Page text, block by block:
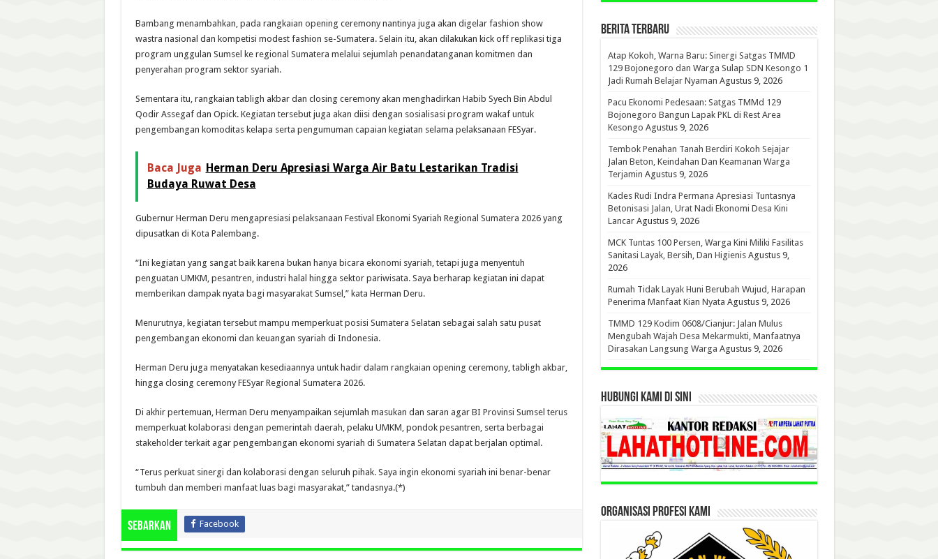
Bambang menambahkan, pada rangkaian opening ceremony nantinya juga akan digelar fashion show
wastra nasional dan kompetisi modest fashion se-Sumatera. Selain itu, akan dilakukan kick off replikasi tiga
program unggulan Sumsel ke regional Sumatera melalui sejumlah penandatanganan komitmen dan
penyerahan program sektor syariah.
Sementara itu, rangkaian tabligh akbar dan closing ceremony akan menghadirkan Habib Syech Bin Abdul
Qodir Assegaf dan Opick. Kegiatan tersebut juga akan diisi dengan sosialisasi program wakaf untuk
pengembangan komoditas kelapa serta pengumuman capaian kegiatan selama pelaksanaan FESyar.
Baca Juga Herman Deru Apresiasi Warga Air Batu Lestarikan Tradisi
Budaya Ruwat Desa
Gubernur Herman Deru mengapresiasi pelaksanaan Festival Ekonomi Syariah Regional Sumatera 2026 yang
dipusatkan di Kota Palembang.
“Ini kegiatan yang sangat baik karena bukan hanya bicara ekonomi syariah, tetapi juga menyentuh
penguatan UMKM, pesantren, industri halal hingga sektor pariwisata. Saya berharap kegiatan ini dapat
memberikan dampak nyata bagi masyarakat Sumsel,” kata Herman Deru.
Menurutnya, kegiatan tersebut mampu memperkuat posisi Sumatera Selatan sebagai salah satu pusat
pengembangan ekonomi dan keuangan syariah di Indonesia.
Herman Deru juga menyatakan kesediaannya untuk hadir dalam rangkaian opening ceremony, tabligh akbar,
hingga closing ceremony FESyar Regional Sumatera 2026.
Di akhir pertemuan, Herman Deru menyampaikan sejumlah masukan dan saran agar BI Provinsi Sumsel terus
memperkuat kolaborasi dengan pemerintah daerah, pelaku UMKM, pondok pesantren, serta berbagai
stakeholder terkait agar pengembangan ekonomi syariah di Sumatera Selatan dapat berjalan optimal.
“Terus perkuat sinergi dan kolaborasi dengan seluruh pihak. Saya ingin ekonomi syariah ini benar-benar
tumbuh dan memberi manfaat luas bagi masyarakat,” tandasnya.(*)
Sebarkan Facebook
BERITA TERBARU
Atap Kokoh, Warna Baru: Sinergi Satgas TMMD
129 Bojonegoro dan Warga Sulap SDN Kesongo 1
Jadi Rumah Belajar Nyaman Agustus 9, 2026
Pacu Ekonomi Pedesaan: Satgas TMMd 129
Bojonegoro Bangun Lapak PKL di Rest Area
Kesongo Agustus 9, 2026
Tembok Penahan Tanah Berdiri Kokoh Sejajar
Jalan Beton, Keindahan Dan Keamanan Warga
Terjamin Agustus 9, 2026
Kades Rudi Indra Permana Apresiasi Tuntasnya
Betonisasi Jalan, Urat Nadi Ekonomi Desa Kini
Lancar Agustus 9, 2026
MCK Tuntas 100 Persen, Warga Kini Miliki Fasilitas
Sanitasi Layak, Bersih, Dan Higienis Agustus 9,
2026
Rumah Tidak Layak Huni Berubah Wujud, Harapan
Penerima Manfaat Kian Nyata Agustus 9, 2026
TMMD 129 Kodim 0608/Cianjur: Jalan Mulus
Mengubah Wajah Desa Mekarmukti, Manfaatnya
Dirasakan Langsung Warga Agustus 9, 2026
HUBUNGI KAMI DI SINI
ORGANISASI PROFESI KAMI